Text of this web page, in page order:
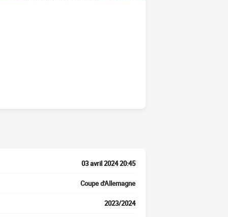
03 avril 2024 20:45
Coupe d'Allemagne
2023/2024